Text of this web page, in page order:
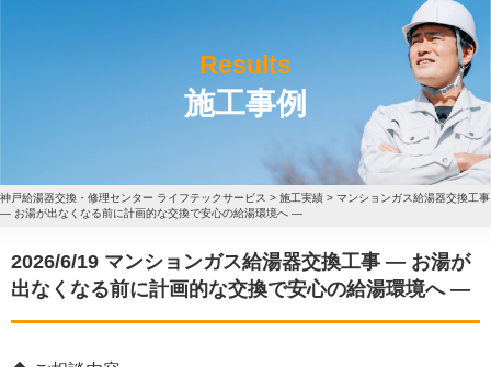
Results
施工事例
神戸給湯器交換・修理センター ライフテックサービス > 施工実績 > マンションガス給湯器交換工事
― お湯が出なくなる前に計画的な交換で安心の給湯環境へ ―
2026/6/19 マンションガス給湯器交換工事 ― お湯が
出なくなる前に計画的な交換で安心の給湯環境へ ―